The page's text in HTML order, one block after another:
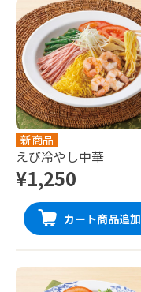
新商品
えび冷やし中華
¥1,250
カート商品追加